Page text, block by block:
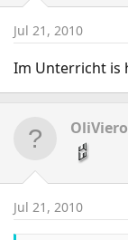
Jul 21, 2010
Im Unterricht is
OliViero
Jul 21, 2010